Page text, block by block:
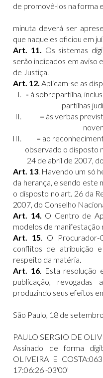
de promovê-los na forma
minuta deverá ser
que naqueles oficiou em
Art. 11. Os sistemas
serão indicados em aviso
de Justiça.
Art. 12.Aplicam-se as
- à sobrepartilha,
partilhas
– às verbas
– ao
observado o disposto
24 de abril de 2007,
Art. 13. Havendo um só
da herança, e sendo este
o disposto no art. 26 da
2007, do Conselho
Art. 14. O Centro de
modelos de manifestação
Art. 15. O Procurador-
conflitos de atribuição
respeito da matéria.
Art. 16. Esta resolução
publicação, revogadas
produzindo seus efeitos
São Paulo, 18 de
PAULO SERGIO DE
Assinado de forma
OLIVEIRA E
17:06:26 -03'00'